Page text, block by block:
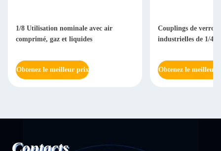
1/8 Utilisation nominale avec air
comprimé, gaz et liquides
Obtenez le meilleur prix
Couplings de
industrielles de 1/4"
Obtenez le meilleur